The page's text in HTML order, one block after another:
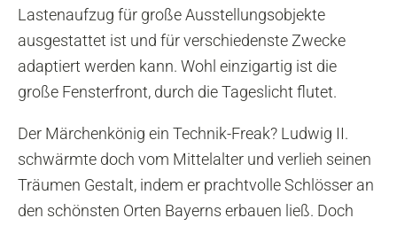
Lastenaufzug für große Ausstellungsobjekte
ausgestattet ist und für verschiedenste Zwecke
adaptiert werden kann. Wohl einzigartig ist die
große Fensterfront, durch die Tageslicht flutet.
Der Märchenkönig ein Technik-Freak? Ludwig II.
schwärmte doch vom Mittelalter und verlieh seinen
Träumen Gestalt, indem er prachtvolle Schlösser an
den schönsten Orten Bayerns erbauen ließ. Doch